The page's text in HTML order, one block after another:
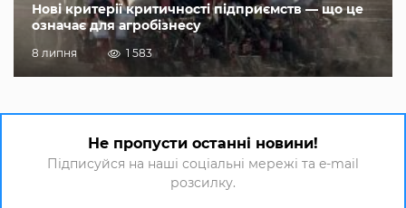
Нові критерії критичності підприємств — що це
означає для агробізнесу
8 липня 1 583
Не пропусти останні новини!
Підписуйся на наші соціальні мережі та e-mail
розсилку.